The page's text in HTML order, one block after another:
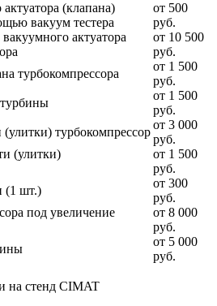
(клапана)
вакуум тестера
от 500
руб.
актуатора
от 10 500
руб.
турбокомпрессора
от 1 500
руб.
от 1 500
руб.
турбокомпрессор
от 3 000
руб.
(улитки)
от 1 500
руб.
(1 шт.)
от 300
руб.
под увеличение
от 8 000
руб.
от 5 000
руб.
на стенд CIMAT